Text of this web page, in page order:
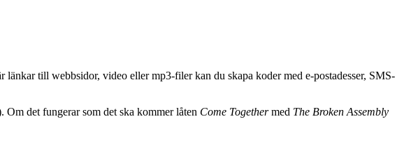
till webbsidor, video eller mp3-filer kan du skapa koder med e-postadesser, SMS-
det fungerar som det ska kommer låten Come Togethermed The Broken Assembly